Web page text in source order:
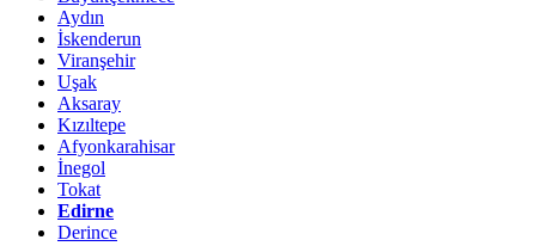
Aydın
İskenderun
Viranşehir
Uşak
Aksaray
Kızıltepe
Afyonkarahisar
İnegol
Tokat
Edirne
Derince